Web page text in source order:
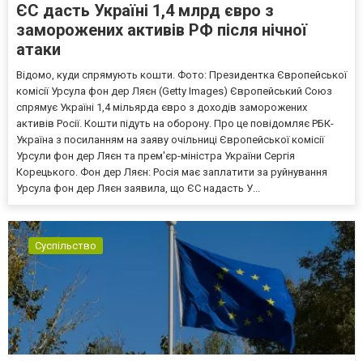
ЄС дасть Україні 1,4 млрд євро з
заморожених активів РФ після нічної
атаки
Відомо, куди спрямують кошти. Фото: Президентка Європейської
комісії Урсула фон дер Ляєн (Getty Images) Європейський Союз
спрямує Україні 1,4 мільярда євро з доходів заморожених
активів Росії. Кошти підуть на оборону. Про це повідомляє РБК-
Україна з посиланням на заяву очільниці Європейської комісії
Урсули фон дер Ляєн та прем'єр-міністра України Сергія
Корецького. Фон дер Ляєн: Росія має заплатити за руйнування
Урсула фон дер Ляєн заявила, що ЄС надасть У...
Суспільство